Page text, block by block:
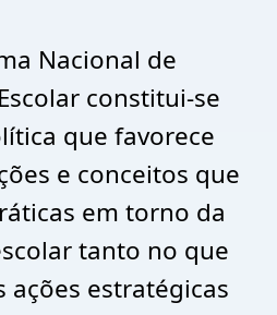
Nacional de
constitui-se
que favorece
e conceitos que
em torno da
tanto no que
ações estratégicas